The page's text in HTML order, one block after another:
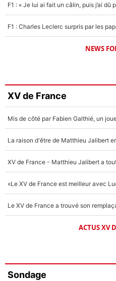
NEWS
XV de France
ACTUS XV
Sondage